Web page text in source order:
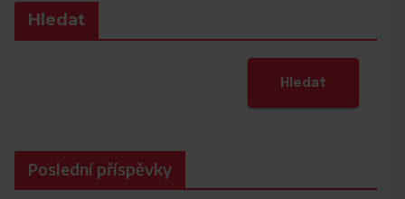
Hledat
Hledat
Poslední příspěvky